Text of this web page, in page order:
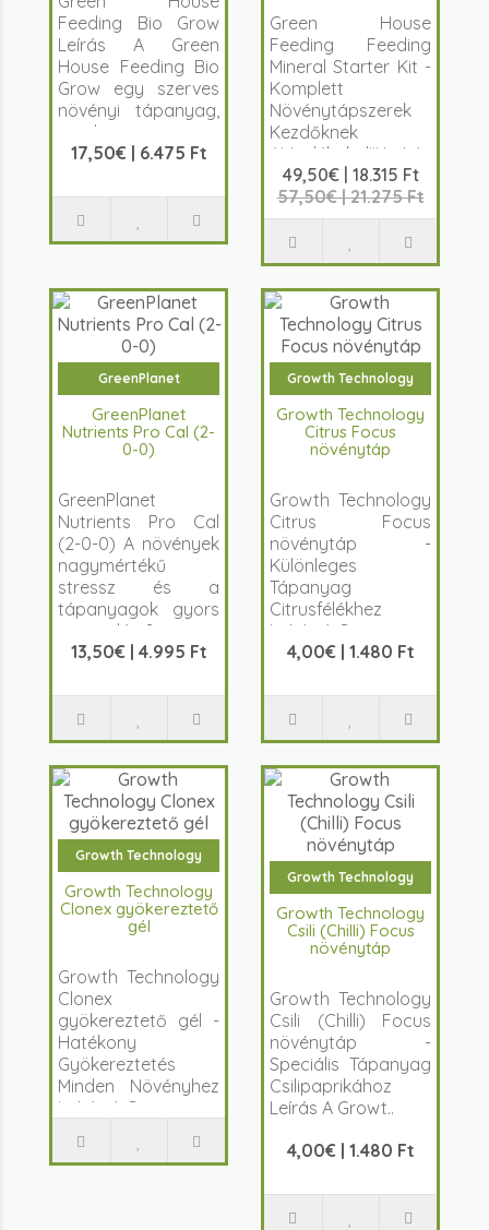
Feeding Bio Grow
Leírás A Green
House Feeding Bio
Grow egy szerves
növényi tápanyag,
amelyet
kifejezetten a n&ou..
17,50€ | 6.475 Ft
Green House
Feeding Feeding
Mineral Starter Kit -
Komplett
Növénytápszerek
Kezdőknek
Ajándékokal!!! Leírás
A G..
49,50€ | 18.315 Ft
57,50€ | 21.275 Ft
GreenPlanet
GreenPlanet
Nutrients Pro Cal (2-
0-0)
GreenPlanet
Nutrients Pro Cal
(2-0-0) A növények
nagymértékű
stressz és a
tápanyagok gyors
asszimiláci&oacu..
13,50€ | 4.995 Ft
Growth Technology
Growth Technology
Citrus Focus
növénytáp
Growth Technology
Citrus Focus
növénytáp -
Különleges
Tápanyag
Citrusfélékhez
Leírás A Gro..
4,00€ | 1.480 Ft
Growth Technology
Growth Technology
Clonex gyökereztető
gél
Growth Technology
Clonex
gyökereztető gél -
Hatékony
Gyökereztetés
Minden Növényhez
Leírás A Grow..
Growth Technology
Growth Technology
Csili (Chilli) Focus
növénytáp
Growth Technology
Csili (Chilli) Focus
növénytáp -
Speciális Tápanyag
Csilipaprikához
Leírás A Growt..
4,00€ | 1.480 Ft